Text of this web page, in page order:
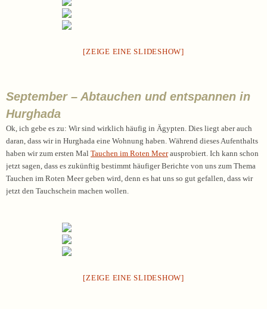
[ZEIGE EINE SLIDESHOW]
September – Abtauchen und entspannen in
Hurghada
Ok, ich gebe es zu: Wir sind wirklich häufig in Ägypten. Dies liegt aber auch
daran, dass wir in Hurghada eine Wohnung haben. Während dieses Aufenthalts
haben wir zum ersten Mal Tauchen im Roten Meerausprobiert. Ich kann schon
jetzt sagen, dass es zukünftig bestimmt häufiger Berichte von uns zum Thema
Tauchen im Roten Meer geben wird, denn es hat uns so gut gefallen, dass wir
jetzt den Tauchschein machen wollen.
[ZEIGE EINE SLIDESHOW]